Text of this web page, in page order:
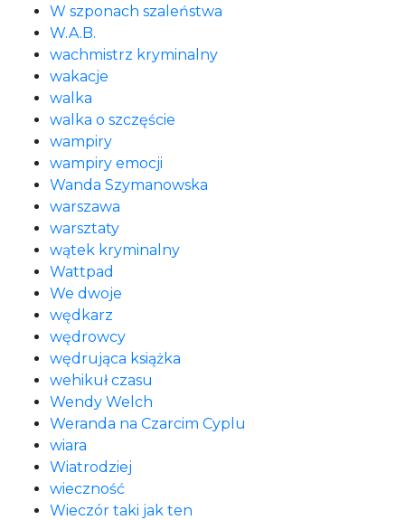
W szponach szaleństwa
W.A.B.
wachmistrz kryminalny
wakacje
walka
walka o szczęście
wampiry
wampiry emocji
Wanda Szymanowska
warszawa
warsztaty
wątek kryminalny
Wattpad
We dwoje
wędkarz
wędrowcy
wędrująca książka
wehikuł czasu
Wendy Welch
Weranda na Czarcim Cyplu
wiara
Wiatrodziej
wieczność
Wieczór taki jak ten